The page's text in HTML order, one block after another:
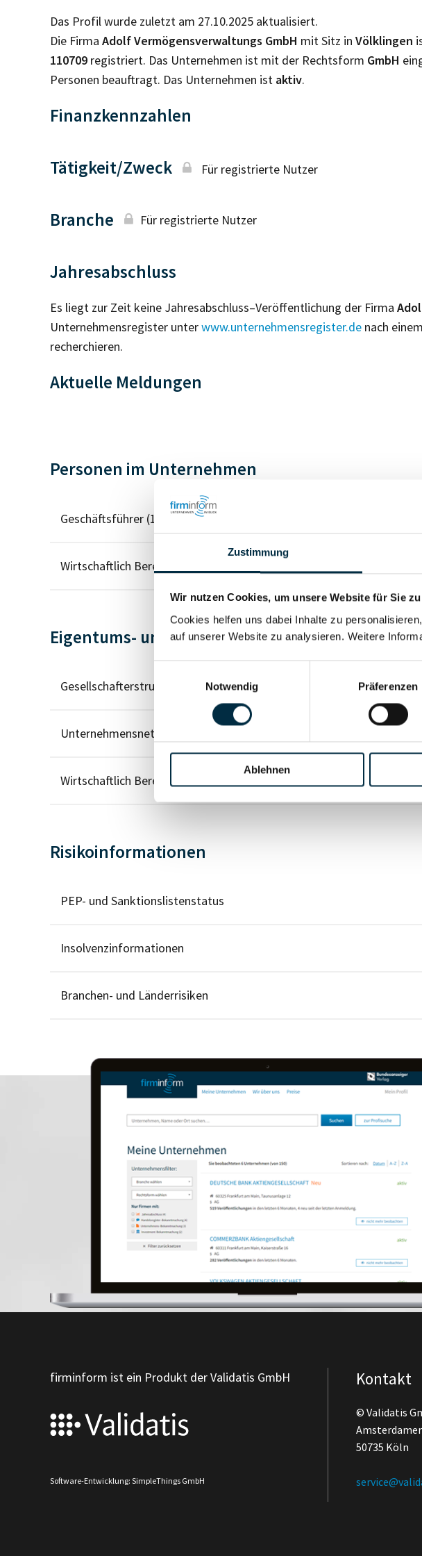
Zustimmung
Wir nutzen Cookies, um unsere Website für Sie
Cookies helfen uns dabei Inhalte zu
auf unserer Website zu analysieren. Weitere
Notwendig
Präferenzen
Ablehnen
Das Profil wurde zuletzt am 27.10.2025 aktualisiert.
Die Firma Adolf Vermögensverwaltungs GmbH mit Sitz in Völklingen
110709 registriert. Das Unternehmen ist mit der Rechtsform GmbH
Personen beauftragt. Das Unternehmen ist aktiv.
Finanzkennzahlen
Tätigkeit/Zweck Für registrierte Nutzer
Branche Für registrierte Nutzer
Jahresabschluss
Es liegt zur Zeit keine Jahresabschluss–Veröffentlichung der Firma
Unternehmensregister unterwww.unternehmensregister.de nach
recherchieren.
Aktuelle Meldungen
Personen im Unternehmen
Geschäftsführer (1)
Wirtschaftlich Berechtigter
Eigentums- und Kontrollstruktur
Gesellschafterstruktur
Unternehmensnetzwerk
Wirtschaftlich Berechtigten Pfad
Risikoinformationen
PEP- und Sanktionslistenstatus
Insolvenzinformationen
Branchen- und Länderrisiken
firminform ist ein Produkt der Validatis GmbH
Software-Entwicklung: SimpleThings GmbH
Kontakt
© Validatis
50735 Köln